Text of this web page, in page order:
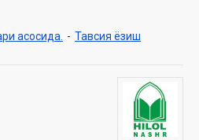
(Амма пораси)
тилидаги маънолар таржимаси»
асосида. - Тавсия ёзиш